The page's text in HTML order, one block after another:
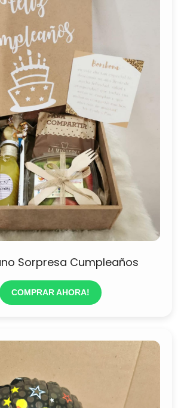
Sorpresa Cumpleaños
COMPRAR AHORA!